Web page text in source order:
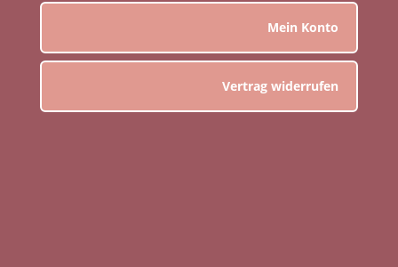
Mein Konto
Vertrag widerrufen